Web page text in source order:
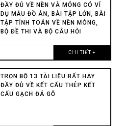
ĐẦY ĐỦ VỀ NỀN VÀ MÓNG CÓ VÍ
DỤ MẪU ĐỒ ÁN, BÀI TẬP LỚN, BÀI
TẬP TÍNH TOÁN VỀ NỀN MÓNG,
BỘ ĐỀ THI VÀ BỘ CÂU HỎI
CHI TIẾT +
TRỌN BỘ 13 TÀI LIỆU RẤT HAY
ĐẦY ĐỦ VỀ KẾT CẤU THÉP KẾT
CẤU GẠCH ĐÁ GỖ